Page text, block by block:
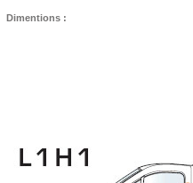
Dimentions :